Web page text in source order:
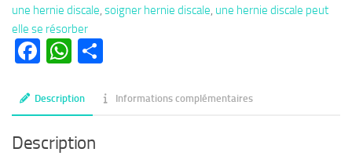
une hernie discale, soigner hernie discale, une hernie discale peut
elle se résorber
Facebook
WhatsApp
Description Informations complémentaires
Description